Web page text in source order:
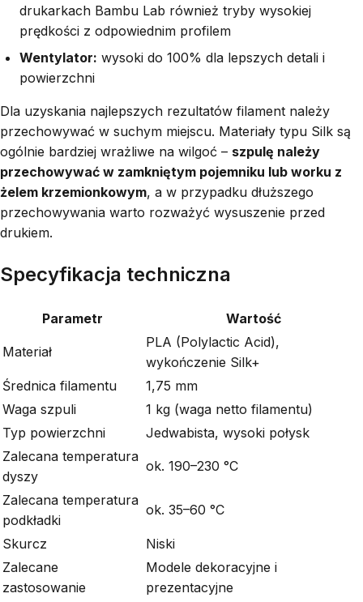
drukarkach Bambu Lab również tryby wysokiej
prędkości z odpowiednim profilem
Wentylator: wysoki do 100% dla lepszych detali i
powierzchni
Dla uzyskania najlepszych rezultatów filament należy
przechowywać w suchym miejscu. Materiały typu Silk są
ogólnie bardziej wrażliwe na wilgoć – szpulę należy
przechowywać w zamkniętym pojemniku lub worku z
żelem krzemionkowym, a w przypadku dłuższego
przechowywania warto rozważyć wysuszenie przed
drukiem.
Specyfikacja techniczna
Parametr Wartość
Materiał
PLA (Polylactic Acid),
wykończenie Silk+
Średnica filamentu
1,75 mm
Waga szpuli
1 kg (waga netto filamentu)
Typ powierzchni
Jedwabista, wysoki połysk
Zalecana temperatura
dyszy
ok. 190–230 °C
Zalecana temperatura
podkładki
ok. 35–60 °C
Skurcz
Niski
Zalecane
zastosowanie
Modele dekoracyjne i
prezentacyjne